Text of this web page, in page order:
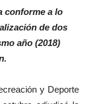
conforme a lo
de dos
año (2018)
y Deporte